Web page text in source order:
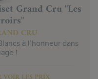
Grand Cru "Les
CRU
à l’honneur dans
!